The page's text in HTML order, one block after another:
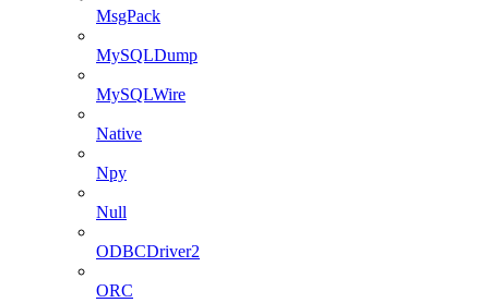
MsgPack
MySQLDump
MySQLWire
Native
Npy
Null
ODBCDriver2
ORC